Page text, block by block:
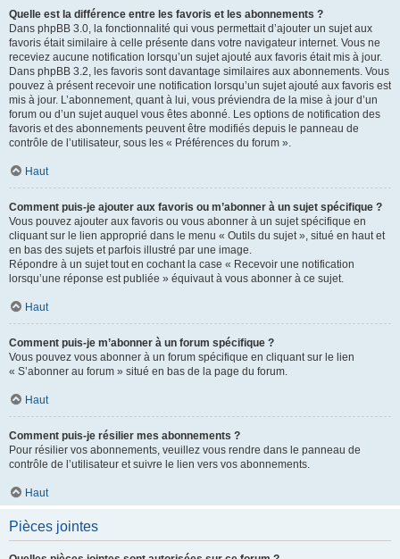
Quelle est la différence entre les favoris et les abonnements ?
Dans phpBB 3.0, la fonctionnalité qui vous permettait d’ajouter un sujet aux
favoris était similaire à celle présente dans votre navigateur internet. Vous ne
receviez aucune notification lorsqu’un sujet ajouté aux favoris était mis à jour.
Dans phpBB 3.2, les favoris sont davantage similaires aux abonnements. Vous
pouvez à présent recevoir une notification lorsqu’un sujet ajouté aux favoris est
mis à jour. L’abonnement, quant à lui, vous préviendra de la mise à jour d’un
forum ou d’un sujet auquel vous êtes abonné. Les options de notification des
favoris et des abonnements peuvent être modifiés depuis le panneau de
contrôle de l’utilisateur, sous les « Préférences du forum ».
Haut
Comment puis-je ajouter aux favoris ou m’abonner à un sujet spécifique ?
Vous pouvez ajouter aux favoris ou vous abonner à un sujet spécifique en
cliquant sur le lien approprié dans le menu « Outils du sujet », situé en haut et
en bas des sujets et parfois illustré par une image.
Répondre à un sujet tout en cochant la case « Recevoir une notification
lorsqu’une réponse est publiée » équivaut à vous abonner à ce sujet.
Haut
Comment puis-je m’abonner à un forum spécifique ?
Vous pouvez vous abonner à un forum spécifique en cliquant sur le lien
« S’abonner au forum » situé en bas de la page du forum.
Haut
Comment puis-je résilier mes abonnements ?
Pour résilier vos abonnements, veuillez vous rendre dans le panneau de
contrôle de l’utilisateur et suivre le lien vers vos abonnements.
Haut
Pièces jointes